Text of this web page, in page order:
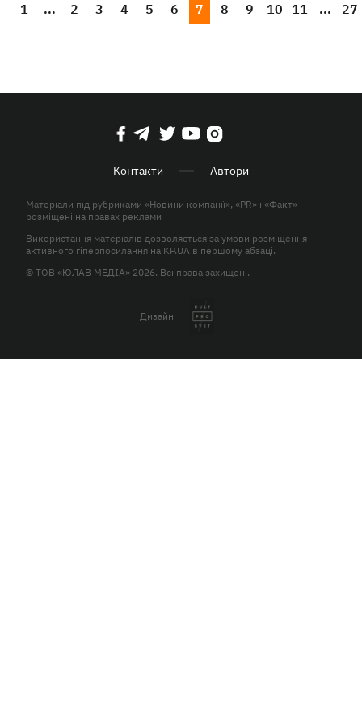
1 ... 2 3 4 5 6 7 8 9 10 11 ... 27
Контакти Автори
Матеріали під рубриками «Новини компанії», «PR» і «Факт»
розміщені на правах реклами
Використання матеріалів дозволяється за умови розміщення
активного гіперпосилання на KP.UA в першому абзаці.
© ТОВ «ЮЛАВ МЕДІА» 2026. Всі права захищені.
Дизайн